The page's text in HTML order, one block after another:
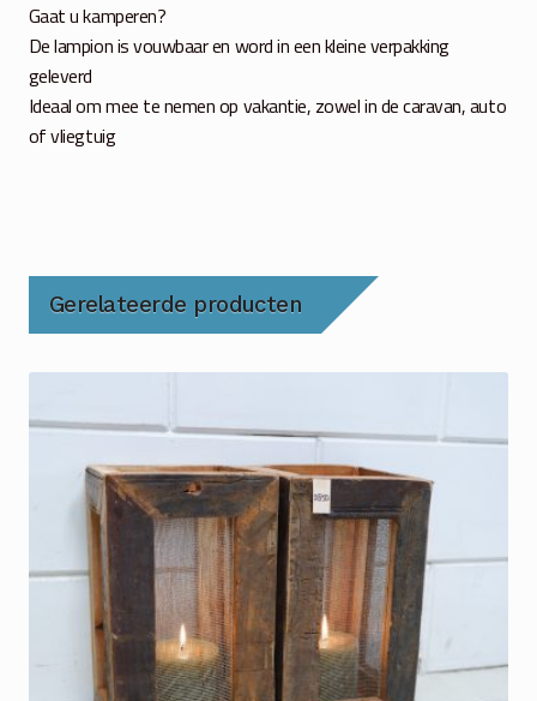
Gaat u kamperen?
De lampion is vouwbaar en word in een kleine verpakking
geleverd
Ideaal om mee te nemen op vakantie, zowel in de caravan, auto
of vliegtuig
Gerelateerde producten